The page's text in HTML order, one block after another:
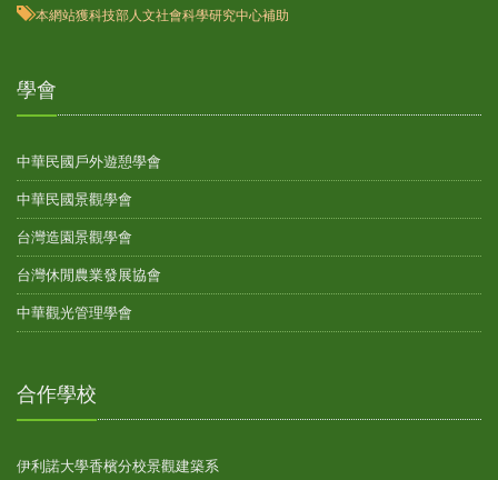
本網站獲科技部人文社會科學研究中心補助
學會
中華民國戶外遊憩學會
中華民國景觀學會
台灣造園景觀學會
台灣休閒農業發展協會
中華觀光管理學會
合作學校
伊利諾大學香檳分校景觀建築系